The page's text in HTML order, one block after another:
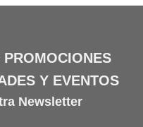
Y EVENTOS
Newsletter